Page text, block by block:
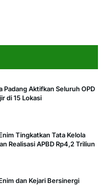
Padang Aktifkan Seluruh OPD
di 15 Lokasi
Tingkatkan Tata Kelola
Realisasi APBD Rp4,2 Triliun
dan Kejari Bersinergi